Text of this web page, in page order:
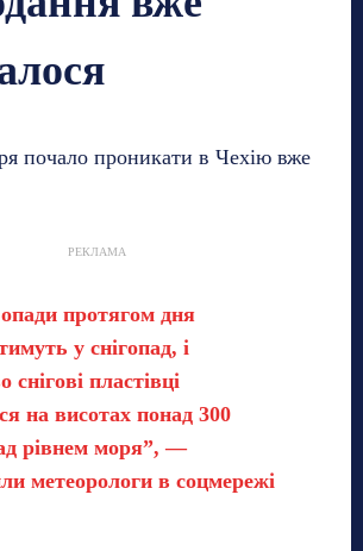
почало проникати в Чехію вже
РЕКЛАМА
протягом дня
у снігопад, і
снігові пластівці
на висотах понад 300
рівнем моря”, —
метеорологи в соцмережі